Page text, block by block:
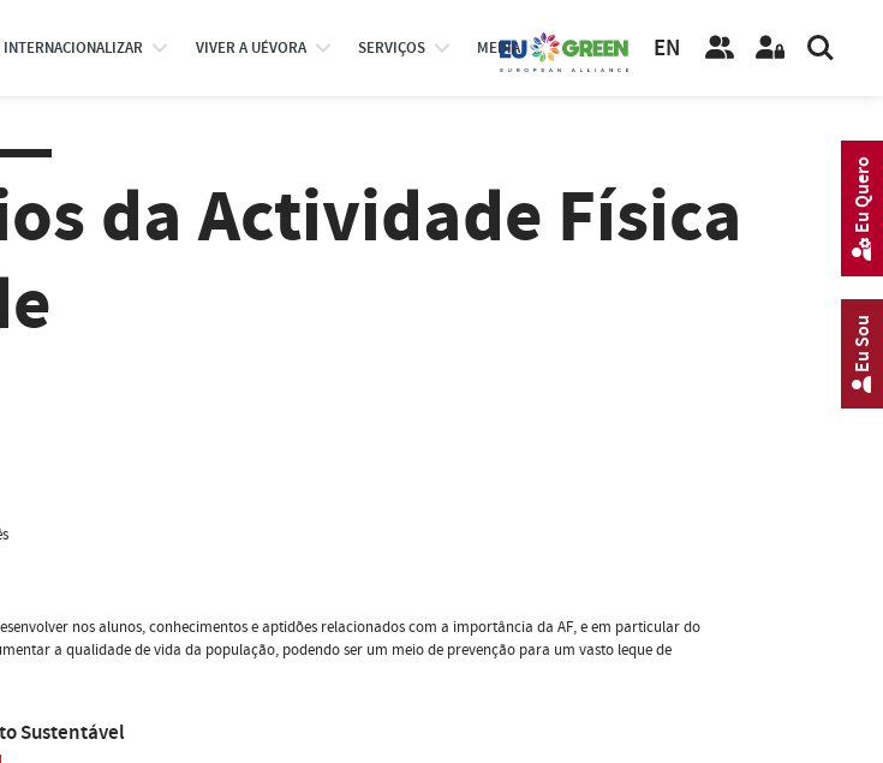
INTERNACIONALIZAR VIVER A UÉVORA SERVIÇOS MEDIA EN
da Actividade Física
nos alunos, conhecimentos e aptidões relacionados com a importância da AF, e em particular do
a qualidade de vida da população, podendo ser um meio de prevenção para um vasto leque de
Sustentável
Eu Sou
Eu Quero